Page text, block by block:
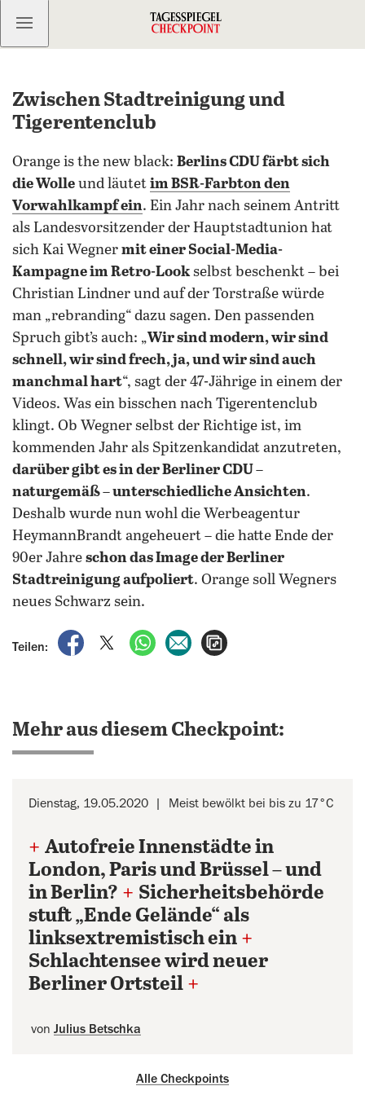
Kostenlos anmelden
Zwischen Stadtreinigung und
Tigerentenclub
Orange is the new black: Berlins CDU färbt sich
die Wolle und läutet im BSR-Farbton den
Vorwahlkampf ein. Ein Jahr nach seinem Antritt
als Landesvorsitzender der Hauptstadtunion hat
sich Kai Wegner mit einer Social-Media-
Kampagne im Retro-Lookselbst beschenkt – bei
Christian Lindner und auf der Torstraße würde
man „rebranding“ dazu sagen. Den passenden
Spruch gibt’s auch: „Wir sind modern, wir sind
schnell, wir sind frech, ja, und wir sind auch
manchmal hart“, sagt der 47-Jährige in einem der
Videos. Was ein bisschen nach Tigerentenclub
klingt. Ob Wegner selbst der Richtige ist, im
kommenden Jahr als Spitzenkandidat anzutreten,
darüber gibt es in der Berliner CDU –
naturgemäß – unterschiedliche Ansichten.
Deshalb wurde nun wohl die Werbeagentur
HeymannBrandt angeheuert – die hatte Ende der
90er Jahre schon das Image der Berliner
Stadtreinigung aufpoliert. Orange soll Wegners
neues Schwarz sein.
Teilen:
auf Facebook teilen
auf X teilenper WhatsApp teilen
per E-Mail teilen
Mehr aus diesem Checkpoint:
Dienstag, 19.05.2020 Meist bewölkt bei bis zu 17°C
+ Autofreie Innenstädte in
London, Paris und Brüssel – und
in Berlin? + Sicherheitsbehörde
stuft „Ende Gelände“ als
linksextremistisch ein +
Schlachtensee wird neuer
Berliner Ortsteil +
von Julius Betschka
Alle Checkpoints